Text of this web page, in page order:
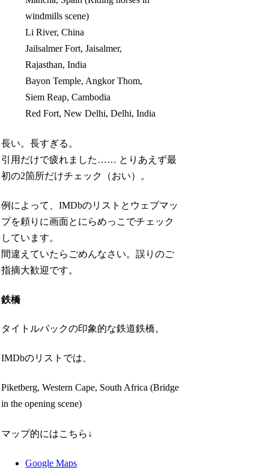
windmills scene)
Li River, China
Jailsalmer Fort, Jaisalmer,
Rajasthan, India
Bayon Temple, Angkor Thom,
Siem Reap, Cambodia
Red Fort, New Delhi, Delhi, India
長い。長すぎる。
引用だけで疲れました…… とりあえず最
初の2箇所だけチェック（おい）。
例によって、IMDbのリストとウェブマッ
プを頼りに画面とにらめっこでチェック
しています。
間違えていたらごめんなさい。誤りのご
指摘大歓迎です。
鉄橋
タイトルバックの印象的な鉄道鉄橋。
IMDbのリストでは、
Piketberg, Western Cape, South Africa (Bridge
in the opening scene)
マップ的にはこちら↓
Google Maps